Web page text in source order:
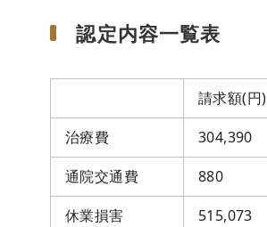
認定内容一覧表
請求額(円)
治療費
304,390
通院交通費
880
休業損害
515,073